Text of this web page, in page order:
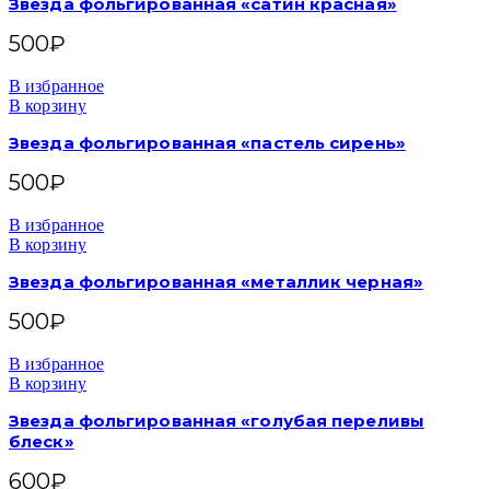
500₽
В избранное
В корзину
Звезда фольгированная «пастель сирень»
500₽
В избранное
В корзину
Звезда фольгированная «металлик черная»
500₽
В избранное
В корзину
Звезда фольгированная «голубая переливы
блеск»
600₽